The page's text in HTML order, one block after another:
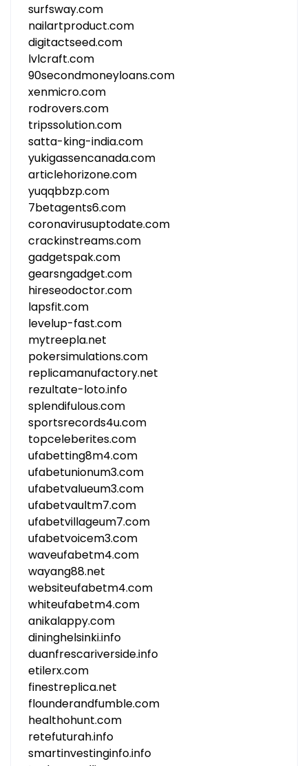
surfsway.com
nailartproduct.com
digitactseed.com
lvlcraft.com
90secondmoneyloans.com
xenmicro.com
rodrovers.com
tripssolution.com
satta-king-india.com
yukigassencanada.com
articlehorizone.com
yuqqbbzp.com
7betagents6.com
coronavirusuptodate.com
crackinstreams.com
gadgetspak.com
gearsngadget.com
hireseodoctor.com
lapsfit.com
levelup-fast.com
mytreepla.net
pokersimulations.com
replicamanufactory.net
rezultate-loto.info
splendifulous.com
sportsrecords4u.com
topceleberites.com
ufabetting8m4.com
ufabetunionum3.com
ufabetvalueum3.com
ufabetvaultm7.com
ufabetvillageum7.com
ufabetvoicem3.com
waveufabetm4.com
wayang88.net
websiteufabetm4.com
whiteufabetm4.com
anikalappy.com
dininghelsinki.info
duanfrescariverside.info
etilerx.com
finestreplica.net
flounderandfumble.com
healthohunt.com
retefuturah.info
smartinvestinginfo.info